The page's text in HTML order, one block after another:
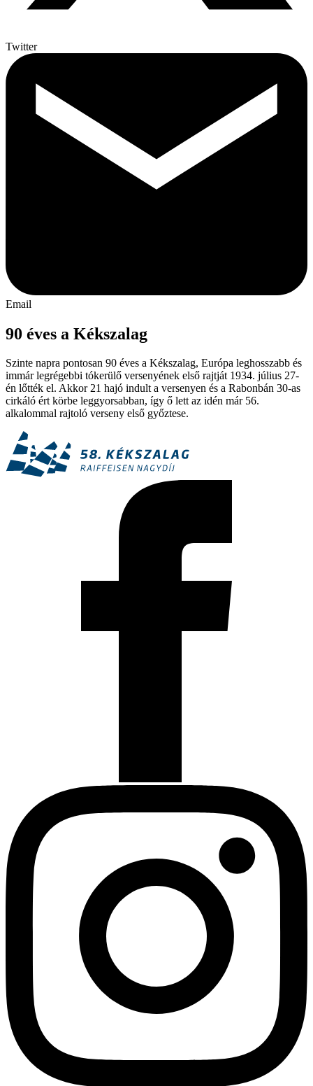
Twitter
Email
90 éves a Kékszalag
Szinte napra pontosan 90 éves a Kékszalag, Európa leghosszabb és
immár legrégebbi tókerülő versenyének első rajtját 1934. július 27-
én lőtték el. Akkor 21 hajó indult a versenyen és a Rabonbán 30-as
cirkáló ért körbe leggyorsabban, így ő lett az idén már 56.
alkalommal rajtoló verseny első győztese.